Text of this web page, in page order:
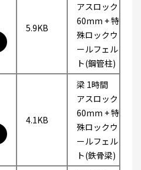
5.9KB
アスロック
60mm + 特
殊ロックウ
ールフェル
ト(鋼管柱)
4.1KB
梁 1時間
アスロック
60mm + 特
殊ロックウ
ールフェル
ト(鉄骨梁)